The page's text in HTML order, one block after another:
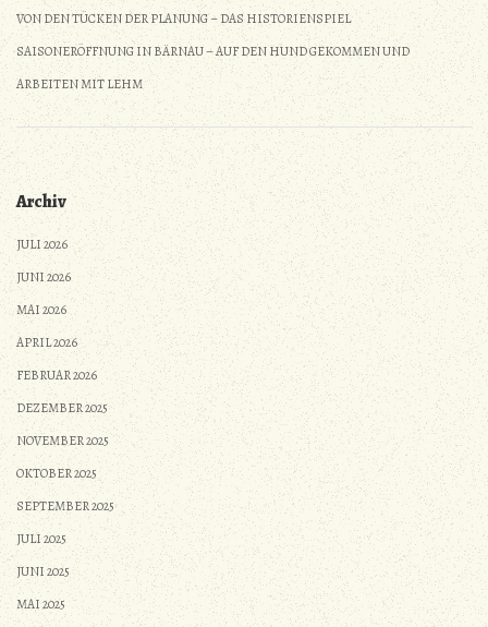
VON DEN TÜCKEN DER PLANUNG – DAS HISTORIENSPIEL
SAISONERÖFFNUNG IN BÄRNAU – AUF DEN HUND GEKOMMEN UND
ARBEITEN MIT LEHM
Archiv
JULI 2026
JUNI 2026
MAI 2026
APRIL 2026
FEBRUAR 2026
DEZEMBER 2025
NOVEMBER 2025
OKTOBER 2025
SEPTEMBER 2025
JULI 2025
JUNI 2025
MAI 2025